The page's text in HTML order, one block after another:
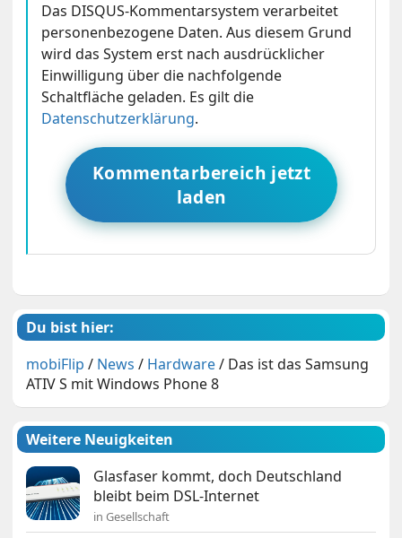
Das DISQUS-Kommentarsystem verarbeitet
personenbezogene Daten. Aus diesem Grund
wird das System erst nach ausdrücklicher
Einwilligung über die nachfolgende
Schaltfläche geladen. Es gilt die
Datenschutzerklärung.
Kommentarbereich jetzt
laden
Du bist hier:
mobiFlip / News / Hardware/ Das ist das Samsung
ATIV S mit Windows Phone 8
Weitere Neuigkeiten
Glasfaser kommt, doch Deutschland
bleibt beim DSL-Internet
in Gesellschaft